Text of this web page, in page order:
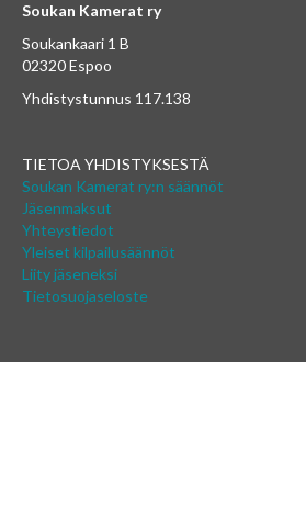
Soukan Kamerat ry
Soukankaari 1 B
02320 Espoo
Yhdistystunnus 117.138
TIETOA YHDISTYKSESTÄ
Soukan Kamerat ry:n säännöt
Jäsenmaksut
Yhteystiedot
Yleiset kilpailusäännöt
Liity jäseneksi
Tietosuojaseloste